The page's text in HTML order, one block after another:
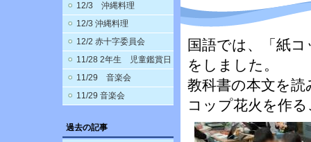
12/3 沖縄料理
12/3 沖縄料理
12/2 赤十字委員会
11/28 2年生 児童鑑賞日
11/29 音楽会
11/29 音楽会
過去の記事
国語では、「紙
をしました。
教科書の本文を
コップ花火を作